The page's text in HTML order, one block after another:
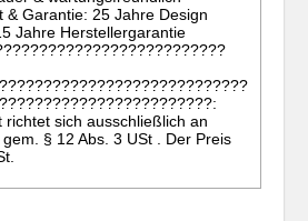
& Garantie: 25 Jahre Design
Jahre Herstellergarantie
richtet sich ausschließlich an
§ 12 Abs. 3 USt . Der Preis